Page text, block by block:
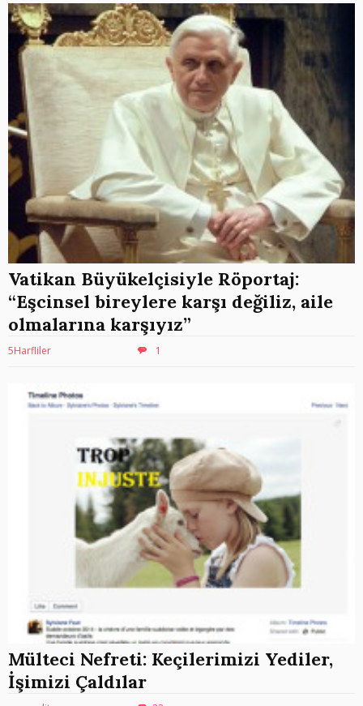
Vatikan Büyükelçisiyle Röportaj:
“Eşcinsel bireylere karşı değiliz, aile
olmalarına karşıyız”
5Harfliler 1
Mülteci Nefreti: Keçilerimizi Yediler,
İşimizi Çaldılar